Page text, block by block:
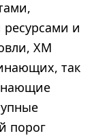
и
XM
так
порог